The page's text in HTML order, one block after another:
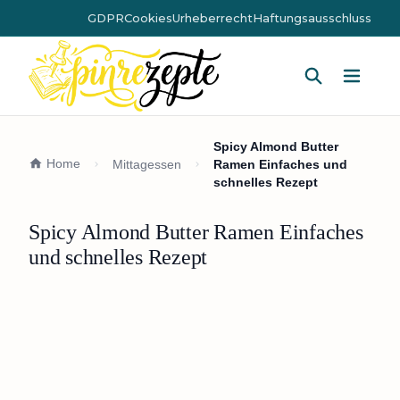
GDPRCookiesUrheberrechtHaftungsausschluss
Home Mittagessen
Spicy Almond Butter
Ramen Einfaches und
schnelles Rezept
Spicy Almond Butter Ramen Einfaches
und schnelles Rezept